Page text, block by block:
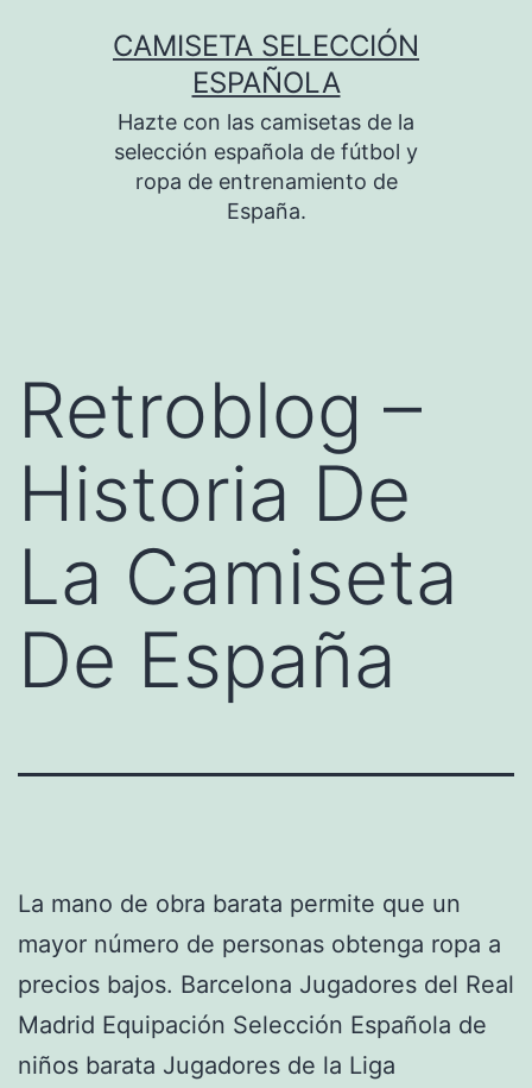
CAMISETA SELECCIÓN
ESPAÑOLA
Hazte con las camisetas de la
selección española de fútbol y
ropa de entrenamiento de
España.
Retroblog –
Historia De
La Camiseta
De España
La mano de obra barata permite que un
mayor número de personas obtenga ropa a
precios bajos. Barcelona Jugadores del Real
Madrid Equipación Selección Española de
niños barata Jugadores de la Liga